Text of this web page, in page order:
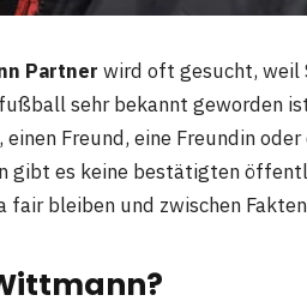
Partner wird oft gesucht, weil
sehr bekannt geworden
Freund, eine Freundin
gibt es keine bestätigten
fair bleiben und zwischen